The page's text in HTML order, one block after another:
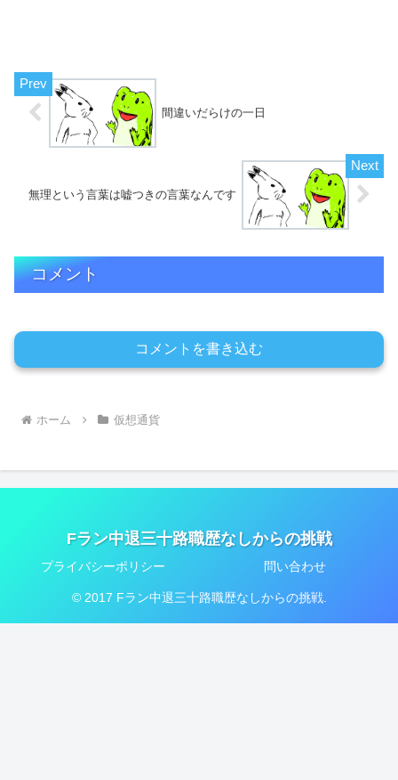
間違いだらけの一日
無理という言葉は嘘つきの言葉なんです
コメント
コメントを書き込む
ホーム 仮想通貨
Fラン中退三十路職歴なしからの挑戦
プライバシーポリシー 問い合わせ
© 2017 Fラン中退三十路職歴なしからの挑戦.